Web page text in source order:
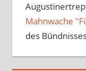
Mahnwache
des